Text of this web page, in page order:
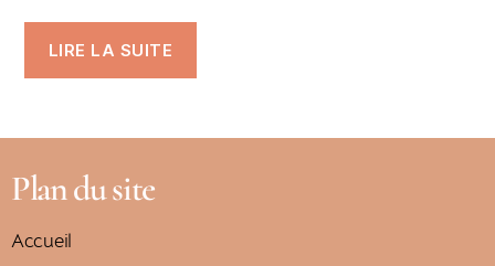
LIRE LA SUITE
Plan du site
Accueil